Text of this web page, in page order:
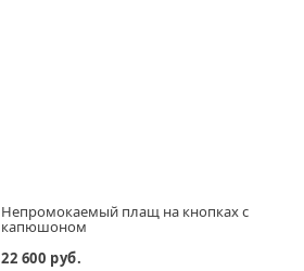
Непромокаемый плащ на кнопках с
капюшоном
22 600 руб.